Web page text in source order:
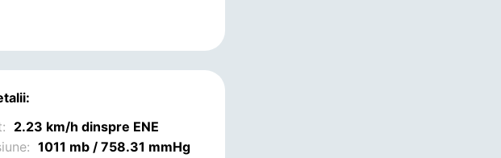
2.23 km/h dinspre ENE
1011 mb / 758.31 mmHg